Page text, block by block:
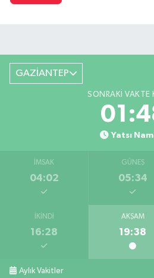
GAZİANTEP
SONRAKI VAKTE
Yatsı
İMSAK
04:02
GÜNEŞ
05:34
İKINDI
16:28
AKŞAM
19:38
Aylık Vakitler